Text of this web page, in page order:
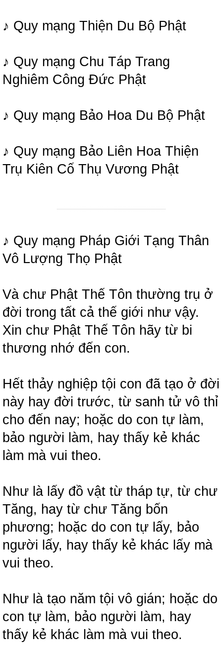
♪ Quy mạng Thiện Du Bộ Phật
♪ Quy mạng Chu Táp Trang
Nghiêm Công Đức Phật
♪ Quy mạng Bảo Hoa Du Bộ Phật
♪ Quy mạng Bảo Liên Hoa Thiện
Trụ Kiên Cố Thụ Vương Phật
♪ Quy mạng Pháp Giới Tạng Thân
Vô Lượng Thọ Phật
Và chư Phật Thế Tôn thường trụ ở
đời trong tất cả thế giới như vậy.
Xin chư Phật Thế Tôn hãy từ bi
thương nhớ đến con.
Hết thảy nghiệp tội con đã tạo ở đời
này hay đời trước, từ sanh tử vô thỉ
cho đến nay; hoặc do con tự làm,
bảo người làm, hay thấy kẻ khác
làm mà vui theo.
Như là lấy đồ vật từ tháp tự, từ chư
Tăng, hay từ chư Tăng bốn
phương; hoặc do con tự lấy, bảo
người lấy, hay thấy kẻ khác lấy mà
vui theo.
Như là tạo năm tội vô gián; hoặc do
con tự làm, bảo người làm, hay
thấy kẻ khác làm mà vui theo.